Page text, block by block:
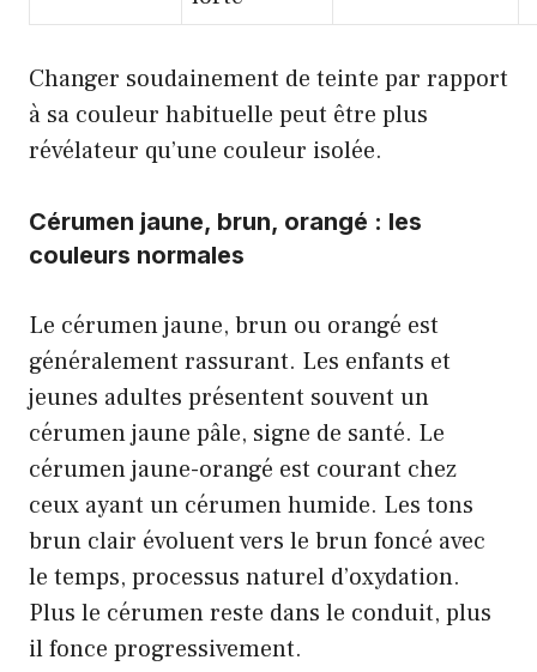
Changer soudainement de teinte par rapport
à sa couleur habituelle peut être plus
révélateur qu’une couleur isolée.
Cérumen jaune, brun, orangé : les
couleurs normales
Le cérumen jaune, brun ou orangé est
généralement rassurant. Les enfants et
jeunes adultes présentent souvent un
cérumen jaune pâle, signe de santé. Le
cérumen jaune-orangé est courant chez
ceux ayant un cérumen humide. Les tons
brun clair évoluent vers le brun foncé avec
le temps, processus naturel d’oxydation.
Plus le cérumen reste dans le conduit, plus
il fonce progressivement.